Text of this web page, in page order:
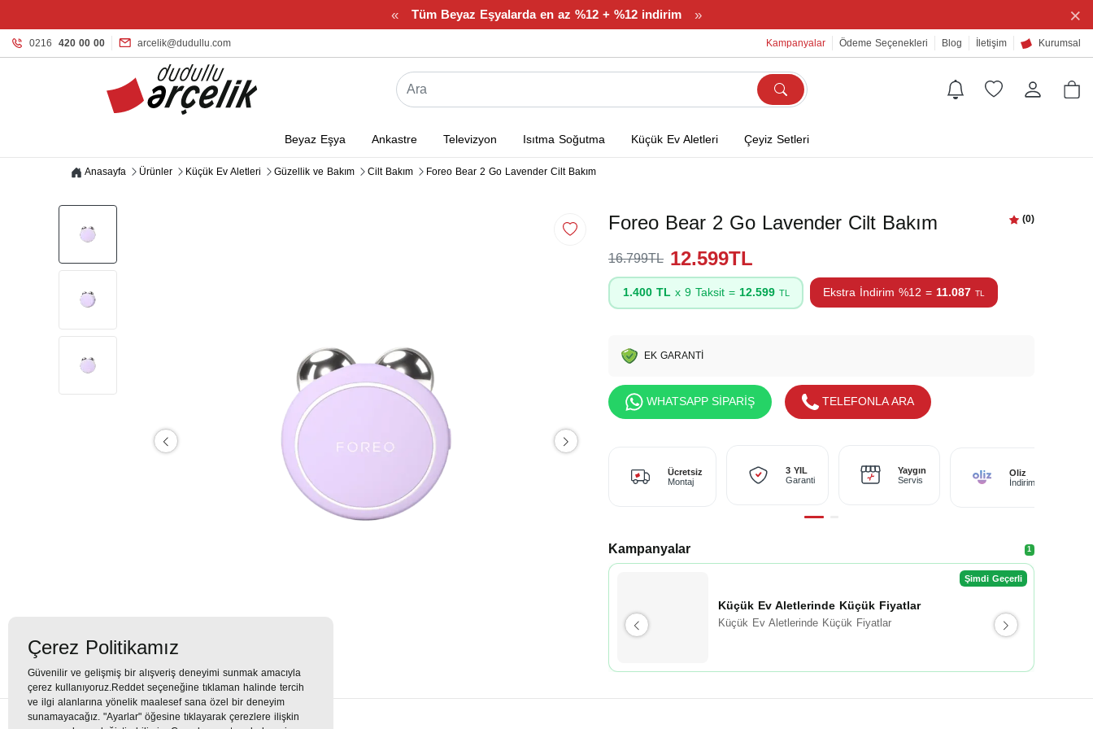
« Tüm Beyaz Eşyalarda en az %12 + %12 indirim » ×
0216 420 00 00 arcelik@dudullu.com Kampanyalar Ödeme Seçenekleri Blog İletişim Kurumsal
Beyaz Eşya Ankastre Televizyon Isıtma Soğutma Küçük Ev Aletleri Çeyiz Setleri
Anasayfa Ürünler Küçük Ev Aletleri Güzellik ve Bakım Cilt Bakım Foreo Bear 2 Go Lavender Cilt Bakım
Foreo Bear 2 Go Lavender Cilt Bakım (0)
16.799TL 12.599TL
1.400 TLx 9 Taksit = 12.599 TL Ekstra İndirim %12 = 11.087 TL
EK GARANTİ
WHATSAPP SİPARİŞ TELEFONLA ARA
Ücretsiz
Montaj
3 YIL
Garanti
Yaygın
Servis
Oliz
İndirimi
Kampanyalar 1
Şimdi Geçerli
Küçük Ev Aletlerinde Küçük Fiyatlar
Küçük Ev Aletlerinde Küçük Fiyatlar
Çerez Politikamız
Güvenilir ve gelişmiş bir alışveriş deneyimi sunmak amacıyla
çerez kullanıyoruz.Reddet seçeneğine tıklaman halinde tercih
ve ilgi alanlarına yönelik maalesef sana özel bir deneyim
sunamayacağız. "Ayarlar" öğesine tıklayarak çerezlere ilişkin